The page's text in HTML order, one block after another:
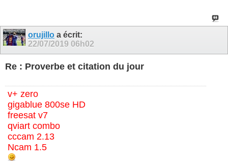
orujillo a écrit:
22/07/2019 06h02
Re : Proverbe et citation du jour
v+ zero
gigablue 800se HD
freesat v7
qviart combo
cccam 2.13
Ncam 1.5